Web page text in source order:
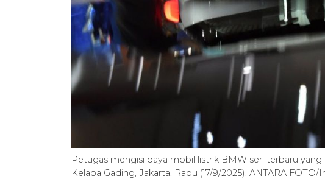
Petugas mengisi daya mobil listrik BMW seri terbaru
Kelapa Gading, Jakarta, Rabu (17/9/2025). ANTARA